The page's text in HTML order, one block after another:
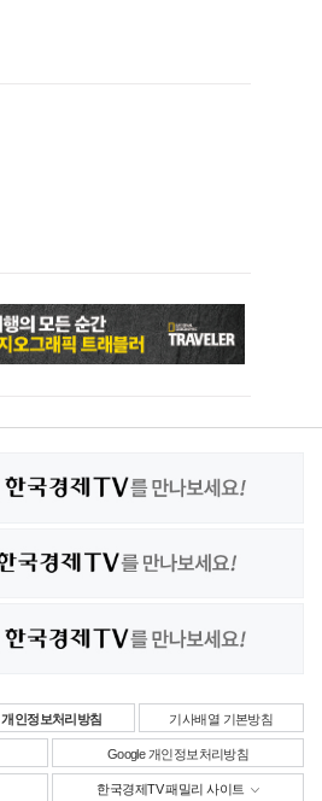
개인정보처리방침 기사배열 기본방침
Google 개인정보처리방침
한국경제TV 패밀리 사이트